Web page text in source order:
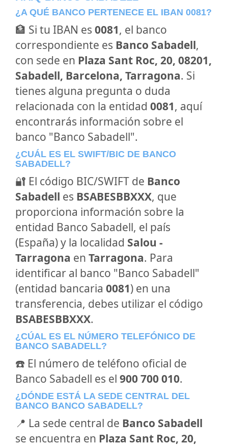
¿A QUÉ BANCO PERTENECE EL IBAN 0081?
🏦 Si tu IBAN es 0081, el banco
correspondiente es Banco Sabadell,
con sede en Plaza Sant Roc, 20, 08201,
Sabadell, Barcelona, Tarragona. Si
tienes alguna pregunta o duda
relacionada con la entidad 0081, aquí
encontrarás información sobre el
banco "Banco Sabadell".
¿CUÁL ES EL SWIFT/BIC DE BANCO
SABADELL?
🔐 El código BIC/SWIFT de Banco
Sabadell es BSABESBBXXX, que
proporciona información sobre la
entidad Banco Sabadell, el país
(España) y la localidad Salou -
Tarragona en Tarragona. Para
identificar al banco "Banco Sabadell"
(entidad bancaria 0081) en una
transferencia, debes utilizar el código
BSABESBBXXX.
¿CÚAL ES EL NÚMERO TELEFÓNICO DE
BANCO SABADELL?
☎️ El número de teléfono oficial de
Banco Sabadell es el 900 700 010.
¿DÓNDE ESTÁ LA SEDE CENTRAL DEL
BANCO BANCO SABADELL?
📍 La sede central de Banco Sabadell
se encuentra en Plaza Sant Roc, 20,